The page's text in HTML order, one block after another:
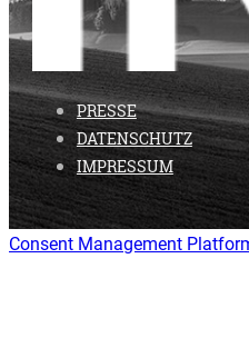
PRESSE
DATENSCHUTZ
IMPRESSUM
Consent Management